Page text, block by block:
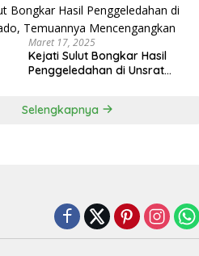
Maret 17, 2025
Kejati Sulut Bongkar Hasil
Penggeledahan di Unsrat
Selengkapnya